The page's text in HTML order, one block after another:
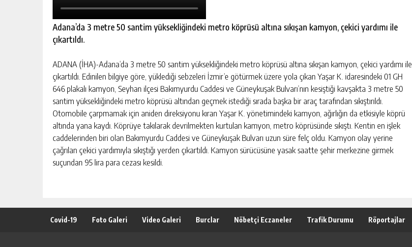
Adana’da 3 metre 50 santim yüksekliğindeki metro köprüsü altına sıkışan kamyon, çekici yardımı ile
çıkartıldı.
ADANA (İHA)-Adana’da 3 metre 50 santim yüksekliğindeki metro köprüsü altına sıkışan kamyon, çekici yardımı ile
çıkartıldı. Edinilen bilgiye göre, yüklediği sebzeleri İzmir’e götürmek üzere yola çıkan Yaşar K. idaresindeki 01 GH
646 plakalı kamyon, Seyhan ilçesi Bakımyurdu Caddesi ve Güneykuşak Bulvarı’nın kesiştiği kavşakta 3 metre 50
santim yüksekliğindeki metro köprüsü altından geçmek istediği sırada başka bir araç tarafından sıkıştırıldı.
Otomobile çarpmamak için aniden direksiyonu kıran Yaşar K. yönetimindeki kamyon, ağırlığın da etkisiyle köprü
altında yana kaydı. Köprüye takılarak devrilmekten kurtulan kamyon, metro köprüsünde sıkıştı. Kentin en işlek
caddelerinden biri olan Bakımyurdu Caddesi ve Güneykuşak Bulvarı uzun süre felç oldu. Kamyon olay yerine
çağrılan çekici yardımıyla sıkıştığı yerden çıkartıldı. Kamyon sürücüsüne yasak saatte şehir merkezine girmek
suçundan 95 lira para cezası kesildi.
Covid-19 Foto Galeri Video Galeri Burclar Nöbetçi Eczaneler Trafik Durumu Röportajlar